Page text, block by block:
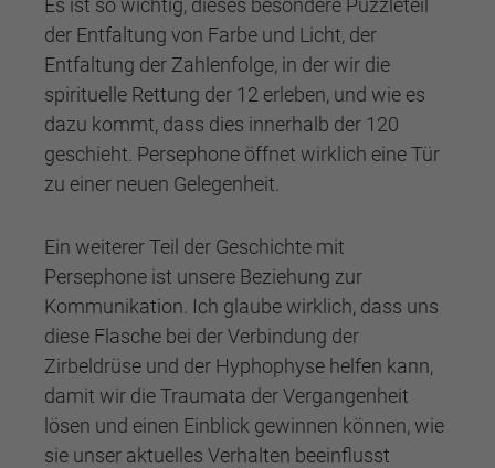
Es ist so wichtig, dieses besondere Puzzleteil
der Entfaltung von Farbe und Licht, der
Entfaltung der Zahlenfolge, in der wir die
spirituelle Rettung der 12 erleben, und wie es
dazu kommt, dass dies innerhalb der 120
geschieht. Persephone öffnet wirklich eine Tür
zu einer neuen Gelegenheit.
Ein weiterer Teil der Geschichte mit
Persephone ist unsere Beziehung zur
Kommunikation. Ich glaube wirklich, dass uns
diese Flasche bei der Verbindung der
Zirbeldrüse und der Hyphophyse helfen kann,
damit wir die Traumata der Vergangenheit
lösen und einen Einblick gewinnen können, wie
sie unser aktuelles Verhalten beeinflusst